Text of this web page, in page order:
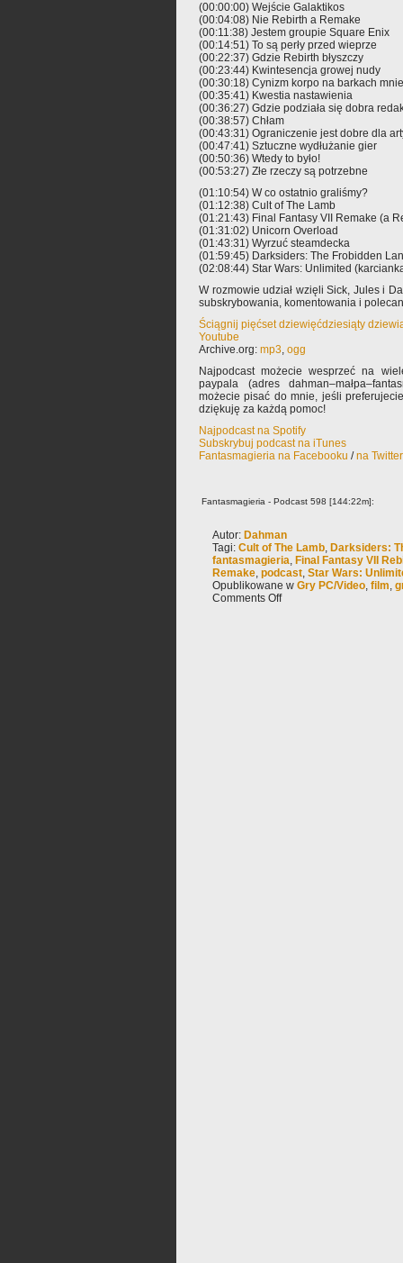
(00:00:00) Wejście Galaktikos
(00:04:08) Nie Rebirth a Remake
(00:11:38) Jestem groupie Square Enix
(00:14:51) To są perły przed wieprze
(00:22:37) Gdzie Rebirth błyszczy
(00:23:44) Kwintesencja growej nudy
(00:30:18) Cynizm korpo na barkach
(00:35:41) Kwestia nastawienia
(00:36:27) Gdzie podziała się dobra
(00:38:57) Chłam
(00:43:31) Ograniczenie jest dobre dla
(00:47:41) Sztuczne wydłużanie gier
(00:50:36) Wtedy to było!
(00:53:27) Złe rzeczy są potrzebne
(01:10:54) W co ostatnio graliśmy?
(01:12:38) Cult of The Lamb
(01:21:43) Final Fantasy VII Remake (a
(01:31:02) Unicorn Overload
(01:43:31) Wyrzuć steamdecka
(01:59:45) Darksiders: The Frobidden
(02:08:44) Star Wars: Unlimited
W rozmowie udział wzięli Sick, Jules i
subskrybowania, komentowania i
Ściągnij pięćset dziewięćdziesiąty
Youtube
Archive.org: mp3, ogg
Najpodcast możecie wesprzeć na
paypala (adres
możecie pisać do mnie, jeśli
dziękuję za każdą pomoc!
Najpodcast na Spotify
Subskrybuj podcast na iTunes
Fantasmagieria na Facebooku /na
Fantasmagieria - Podcast 598 [144:22m]:
Autor: Dahman
Tagi: Cult of The Lamb, Darksiders:
fantasmagieria, Final Fantasy VII
Remake, podcast, Star Wars:
Opublikowane w Gry PC/Video, film,
Comments Off